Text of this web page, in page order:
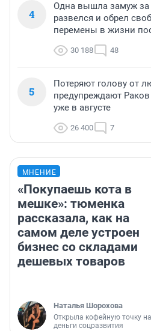
4
Одна вышла замуж за
развелся и обрел
перемены в жизни
30 188 48
5
Потеряют голову от
предупреждают
уже в августе
26 400 7
МНЕНИЕ
«Покупаешь кота в
мешке»: тюменка
рассказала, как на
самом деле устроен
бизнес со складами
дешевых товаров
Наталья Шорохова
Открыла кофейную точку на
деньги соцразвития